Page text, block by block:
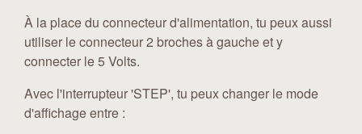
À la place du connecteur d'alimentation, tu peux aussi
utiliser le connecteur 2 broches à gauche et y
connecter le 5 Volts.
Avec l'interrupteur 'STEP', tu peux changer le mode
d'affichage entre :